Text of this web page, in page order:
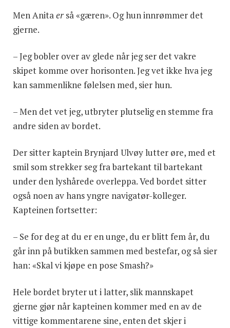
Men Anitaer så «gæren». Og hun innrømmer det
gjerne.
– Jeg bobler over av glede når jeg ser det vakre
skipet komme over horisonten. Jeg vet ikke hva jeg
kan sammenlikne følelsen med, sier hun.
– Men det vet jeg, utbryter plutselig en stemme fra
andre siden av bordet.
Der sitter kaptein Brynjard Ulvøy lutter øre, med et
smil som strekker seg fra bartekant til bartekant
under den lyshårede overleppa. Ved bordet sitter
også noen av hans yngre navigatør-kolleger.
Kapteinen fortsetter:
– Se for deg at du er en unge, du er blitt fem år, du
går inn på butikken sammen med bestefar, og så sier
han: «Skal vi kjøpe en pose Smash?»
Hele bordet bryter ut i latter, slik mannskapet
gjerne gjør når kapteinen kommer med en av de
vittige kommentarene sine, enten det skjer i